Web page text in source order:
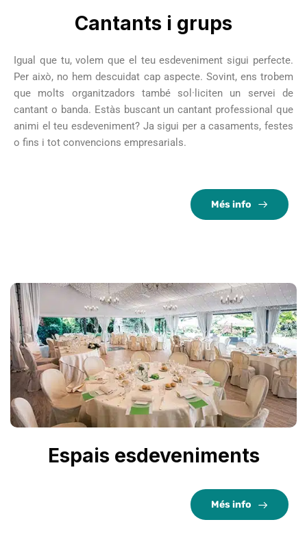
Cantants i grups
Igual que tu, volem que el teu esdeveniment sigui perfecte.
Per això, no hem descuidat cap aspecte. Sovint, ens trobem
que molts organitzadors també sol·liciten un servei de
cantant o banda. Estàs buscant un cantant professional que
animi el teu esdeveniment? Ja sigui per a casaments, festes
o fins i tot convencions empresarials.
Més info
Espais esdeveniments
Més info